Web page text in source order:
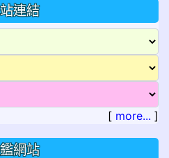
連結
[ more... ]
網站